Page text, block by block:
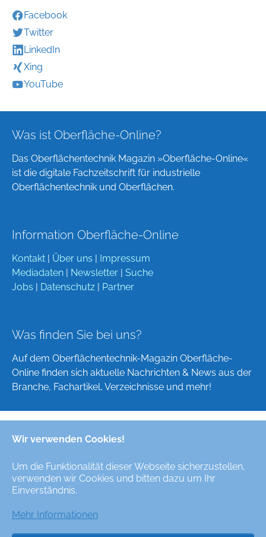
Wir verwenden Cookies!
Um die Funktionalität dieser Webseite sicherzustellen,
verwenden wir Cookies und bitten dazu um Ihr
Einverständnis.
Mehr Informationen
Facebook
Twitter
LinkedIn
Xing
YouTube
Was ist Oberfläche-Online?
Das Oberflächentechnik Magazin »Oberfläche-Online«
ist die digitale Fachzeitschrift für industrielle
Oberflächentechnik und Oberflächen.
Information Oberfläche-Online
Kontakt Über uns
Impressum
Mediadaten
Newsletter
Suche
Jobs
Datenschutz Partner
Was finden Sie bei uns?
Auf dem Oberflächentechnik-Magazin Oberfläche-
Online finden sich aktuelle Nachrichten & News aus der
Branche, Fachartikel, Verzeichnisse und mehr!
Deutsch
Alle Rechte/All Rights Reserved © Oberfläche-Online,
das digitale Oberflächentechnik-Magazin / the digital
surface technologies magazine